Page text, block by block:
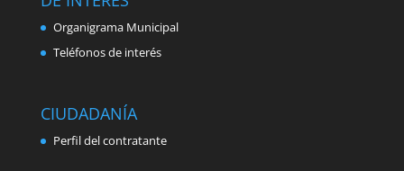
Organigrama Municipal
Teléfonos de interés
CIUDADANÍA
Perfil del contratante